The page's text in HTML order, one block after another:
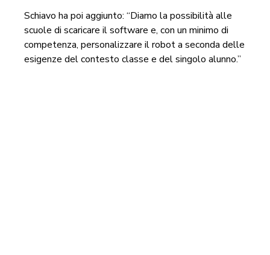
Schiavo ha poi aggiunto: “Diamo la possibilità alle
scuole di scaricare il software e, con un minimo di
competenza, personalizzare il robot a seconda delle
esigenze del contesto classe e del singolo alunno.”